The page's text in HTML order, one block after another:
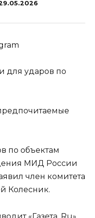
для ударов по
по объектам
МИД России
член комитета
Колесник.
«Газета. Ru»,